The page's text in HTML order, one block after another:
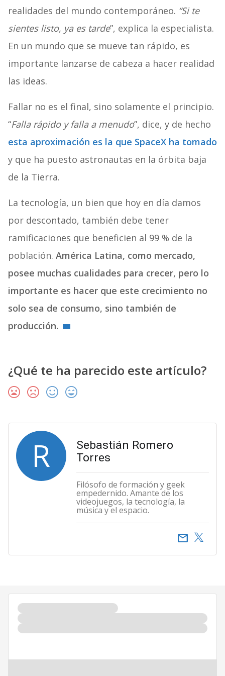
realidades del mundo contemporáneo. “Si te
sientes listo, ya es tarde”, explica la especialista.
En un mundo que se mueve tan rápido, es
importante lanzarse de cabeza a hacer realidad
las ideas.
Fallar no es el final, sino solamente el principio.
“Falla rápido y falla a menudo”, dice, y de hecho
esta aproximación es la que SpaceX ha tomado
y que ha puesto astronautas en la órbita baja
de la Tierra.
La tecnología, un bien que hoy en día damos
por descontado, también debe tener
ramificaciones que beneficien al 99 % de la
población. América Latina, como mercado,
posee muchas cualidades para crecer, pero lo
importante es hacer que este crecimiento no
solo sea de consumo, sino también de
producción.
¿Qué te ha parecido este artículo?
R
Sebastián Romero
Torres
Filósofo de formación y geek
empedernido. Amante de los
videojuegos, la tecnología, la
música y el espacio.
email